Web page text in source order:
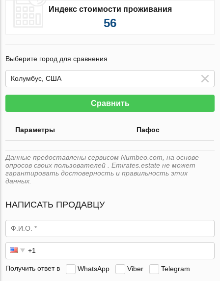
Индекс стоимости проживания
56
Выберите город для сравнения
Сравнить
Параметры Пафос
Данные предоставлены сервисом Numbeo.com, на основе
опросов своих пользователей . Emirates.estate не может
гарантировать достоверность и правильность этих
данных.
НАПИСАТЬ ПРОДАВЦУ
Получить ответ в WhatsApp Viber Telegram